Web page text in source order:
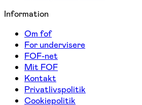
Information
Om fof
For undervisere
FOF-net
Mit FOF
Kontakt
Privatlivspolitik
Cookiepolitik